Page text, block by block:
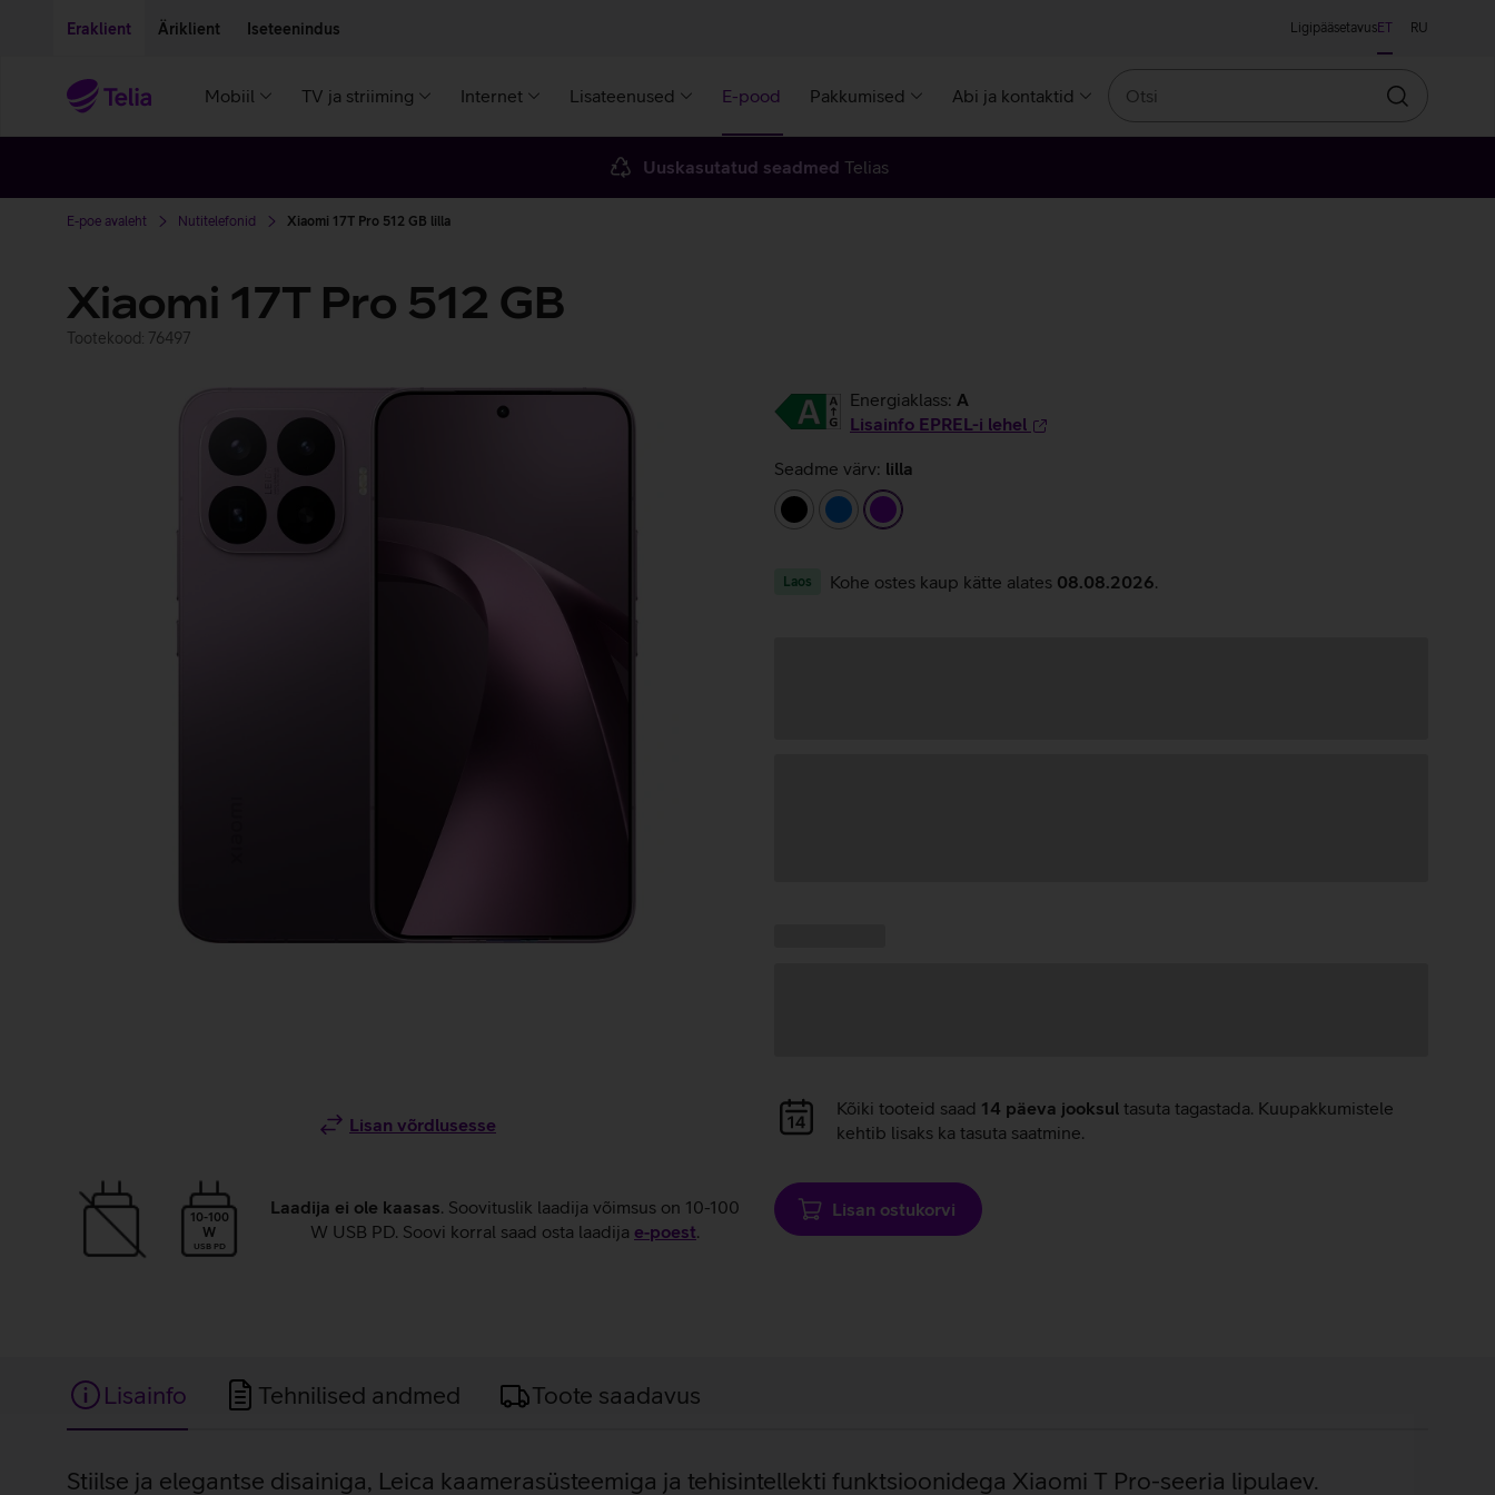
Eraklient Äriklient Iseteenindus LigipääsetavusET RU
Mobiil TV ja striiming Internet Lisateenused E-pood Pakkumised Abi ja kontaktid
Otsin
Uuskasutatud seadmed Telias
E-poe avaleht Nutitelefonid Xiaomi 17T Pro 512 GB lilla
Xiaomi 17T Pro 512 GB
Tootekood: 76497
Lisan võrdlusesse
10-100
W
USB PD
Laadija ei ole kaasas. Soovituslik laadija võimsus on 10-100
W USB PD. Soovi korral saad osta laadija e‑poest.
Energiaklass: A
Lisainfo EPREL-i lehel
Seadme värv: lilla
must
sinine lilla
Laos Kohe ostes kaup kätte alates 08.08.2026
Andmete
laadimine
Kõiki tooteid saad 14 päeva jooksul tasuta tagastada. Kuupakkumistele
kehtib lisaks ka tasuta saatmine.
Lisan ostukorvi
Lisainfo Tehnilised andmed Toote saadavus
Stiilse ja elegantse disainiga, Leica kaamerasüsteemiga ja tehisintellekti funktsioonidega Xiaomi T Pro-seeria lipulaev.